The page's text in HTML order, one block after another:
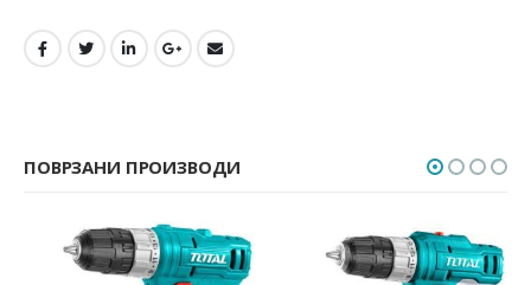
ПОВРЗАНИ ПРОИЗВОДИ